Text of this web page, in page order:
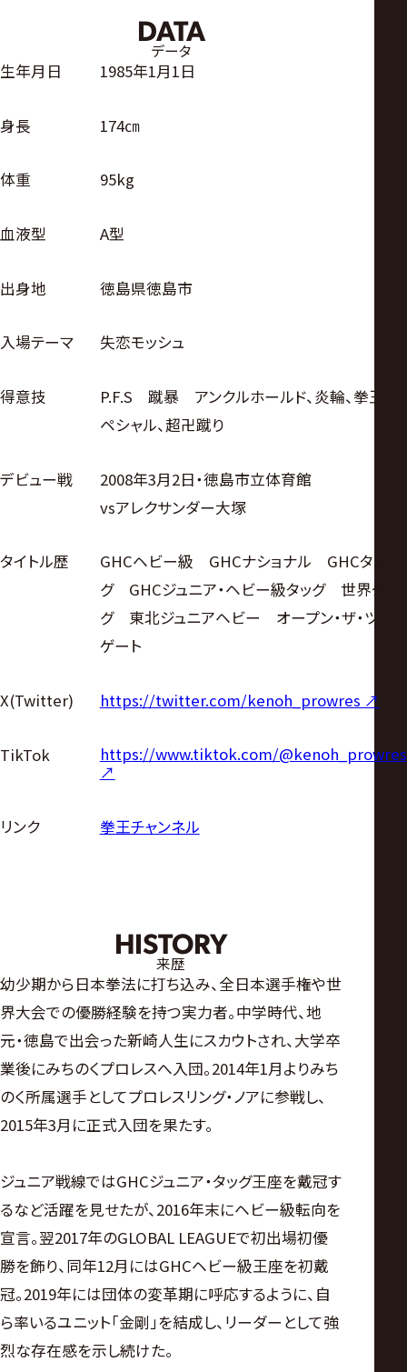
DATA
データ
生年月日 1985年1月1日
身長 174㎝
体重 95kg
血液型 A型
出身地 徳島県徳島市
入場テーマ 失恋モッシュ
得意技
P.F.S 蹴暴 アンクルホールド、炎輪、拳王ス
ペシャル、超卍蹴り
デビュー戦
2008年3月2日・徳島市立体育館
vsアレクサンダー大塚
タイトル歴
GHCヘビー級 GHCナショナル GHCタッ
グ GHCジュニア・ヘビー級タッグ 世界タッ
グ 東北ジュニアヘビー オープン・ザ・ツイン
ゲート
X(Twitter) https://twitter.com/kenoh_prowres ↗︎
TikTok
https://www.tiktok.com/@kenoh_prowres
↗︎
リンク 拳王チャンネル
HISTORY
来歴
幼少期から日本拳法に打ち込み、全日本選手権や世
界大会での優勝経験を持つ実力者。中学時代、地
元・徳島で出会った新崎人生にスカウトされ、大学卒
業後にみちのくプロレスへ入団。2014年1月よりみち
のく所属選手としてプロレスリング・ノアに参戦し、
2015年3月に正式入団を果たす。
ジュニア戦線ではGHCジュニア・タッグ王座を戴冠す
るなど活躍を見せたが、2016年末にヘビー級転向を
宣言。翌2017年のGLOBAL LEAGUEで初出場初優
勝を飾り、同年12月にはGHCヘビー級王座を初戴
冠。2019年には団体の変革期に呼応するように、自
ら率いるユニット「金剛」を結成し、リーダーとして強
烈な存在感を示し続けた。